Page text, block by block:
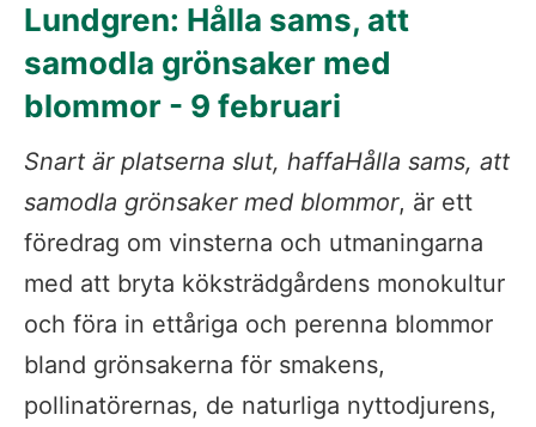
Lundgren: Hålla sams, att
samodla grönsaker med
blommor - 9 februari
Snart är platserna slut, haffaHålla sams, att
samodla grönsaker med blommor, är ett
föredrag om vinsterna och utmaningarna
med att bryta köksträdgårdens monokultur
och föra in ettåriga och perenna blommor
bland grönsakerna för smakens,
pollinatörernas, de naturliga nyttodjurens,